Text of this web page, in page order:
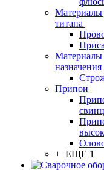
Материалы
титана
Материалы
назначения
Припои
+ ЕЩЕ 1